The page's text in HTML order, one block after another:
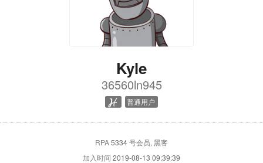
Kyle
36560ln945
普通用户
RPA5334号会员, 黑客
加入时间 2019-08-13 09:39:39